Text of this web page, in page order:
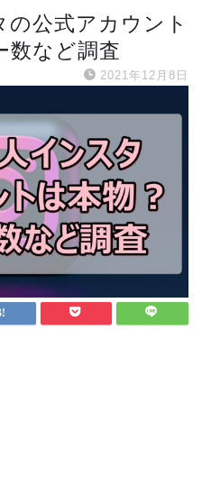
公式アカウント
数など調査
2021年12月8日